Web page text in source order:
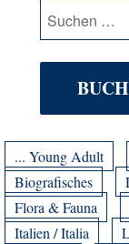
Suche
nach:
... Young Adult
Biografisches
Flora & Fauna
Italien / Italia